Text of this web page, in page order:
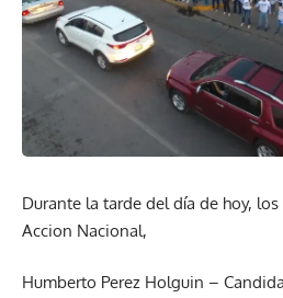
Durante la tarde del día de hoy,
Accion Nacional,
Humberto Perez Holguin –